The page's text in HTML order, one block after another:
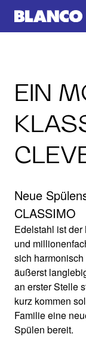
EIN
Neue
CLASSIMO
Edelstahl ist
und
sich
äußerst
an erster Stelle
kurz kommen
Familie eine
Spülen bereit.